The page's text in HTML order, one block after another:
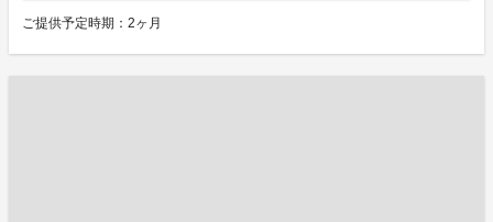
ご提供予定時期：2ヶ月